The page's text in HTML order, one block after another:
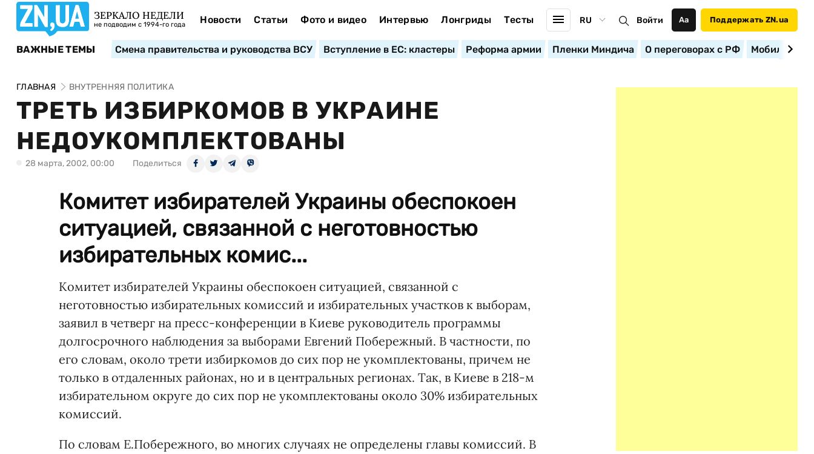
ЗЕРКАЛО НЕДЕЛИ
не подводим с 1994-го года Новости Статьи Фото и видео Интервью Лонгриды Тесты RU Войти Аа Поддержать ZN.ua
ВАЖНЫЕ ТЕМЫ Смена правительства и руководства ВСУ Вступление в ЕС: кластеры Реформа армии Пленки Миндича О переговорах с РФ
ГЛАВНАЯ ВНУТРЕННЯЯ ПОЛИТИКА
ТРЕТЬ ИЗБИРКОМОВ В УКРАИНЕ
НЕДОУКОМПЛЕКТОВАНЫ
28 марта, 2002, 00:00 Поделиться
Комитет избирателей Украины обеспокоен
ситуацией, связанной с неготовностью
избирательных комис...
Комитет избирателей Украины обеспокоен ситуацией, связанной с
неготовностью избирательных комиссий и избирательных участков к выборам,
заявил в четверг на пресс-конференции в Киеве руководитель программы
долгосрочного наблюдения за выборами Евгений Побережный. В частности, по
его словам, около трети избиркомов до сих пор не укомплектованы, причем не
только в отдаленных районах, но и в центральных регионах. Так, в Киеве в 218-м
избирательном округе до сих пор не укомплектованы около 30% избирательных
комиссий.
По словам Е.Побережного, во многих случаях не определены главы комиссий. В